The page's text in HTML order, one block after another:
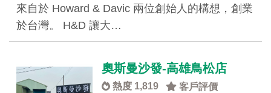
來自於 Howard & Davic 兩位創始人的構想，創業
於台灣。 H&D 讓大…
奧斯曼沙發-高雄鳥松店
熱度 1,819 客戶評價